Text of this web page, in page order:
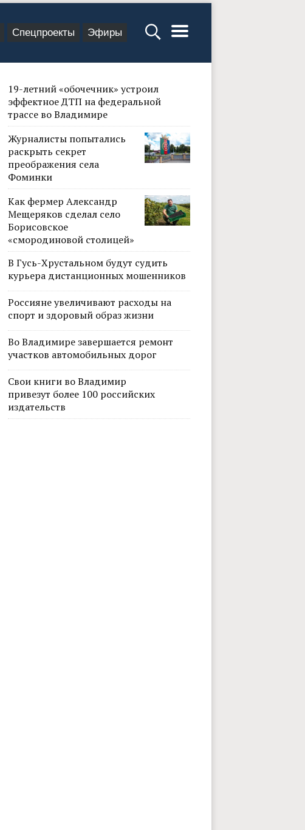
Спецпроекты Эфиры
19-летний «обочечник» устроил
эффектное ДТП на федеральной
трассе во Владимире
Журналисты попытались
раскрыть секрет
преображения села
Фоминки
Как фермер Александр
Мещеряков сделал село
Борисовское
«смородиновой столицей»
В Гусь-Хрустальном будут судить
курьера дистанционных мошенников
Россияне увеличивают расходы на
спорт и здоровый образ жизни
Во Владимире завершается ремонт
участков автомобильных дорог
Свои книги во Владимир
привезут более 100 российских
издательств